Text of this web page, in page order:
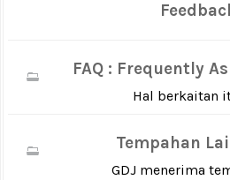
FAQ : Frequently
Hal berkaitan
Tempahan
GDJ menerima